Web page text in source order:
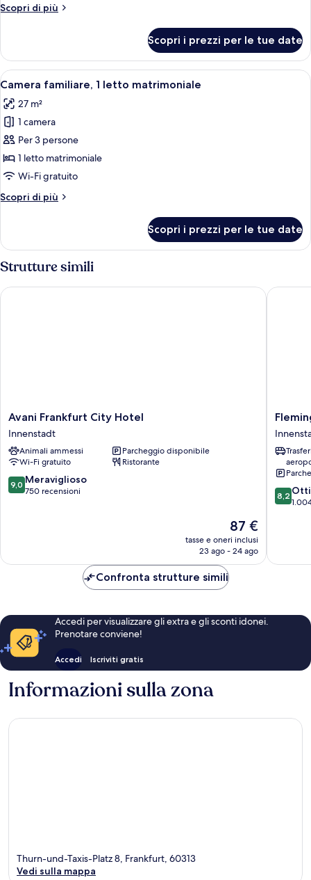
singoli
Scopri di più
Altri
2
letti
singoli
Scopri i prezzi per le tue date
Apri
tutte
le
foto
per
Camera
familiare,
letto
Una camera d'albergo moderna
5
Camera familiare, 1 letto matrimoniale
27 m²
1 camera
Per 3 persone
1 letto matrimoniale
Wi-Fi gratuito
Scopri di più
Altri
familiare,
1
letto
matrimoniale
Scopri i prezzi per le tue date
Strutture simili
Avani
Frankfurt
City
Hotel
Innenstadt
Avani Frankfurt City Hotel
Innenstadt
Animali ammessi
Parcheggio disponibile
Wi-Fi gratuito
Ristorante
9.0
su
9,0 Meraviglioso
750 recensioni
Il
prezzo
attuale
87 €
tasse e oneri inclusi
23 ago - 24 ago
Avani Frankfurt City Hotel
Hotel
City
8.2
su
8,2
Confronta strutture simili
Accedi per visualizzare gli extra e gli sconti idonei.
Prenotare conviene!
Accedi Iscriviti gratis
Informazioni sulla zona
Thurn-und-Taxis-Platz 8, Frankfurt, 60313
Vedi sulla mappa